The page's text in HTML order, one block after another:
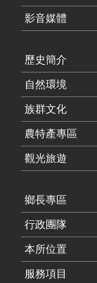
影音媒體
歷史簡介
自然環境
族群文化
農特產專區
觀光旅遊
鄉長專區
行政團隊
本所位置
服務項目